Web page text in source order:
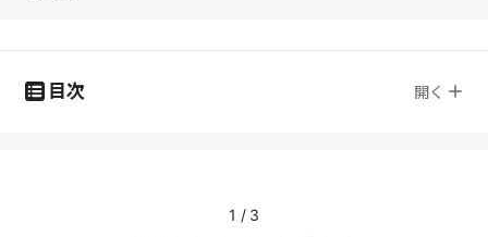
目次 開く
1 / 3